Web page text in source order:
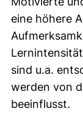
eine höhere
sind u.a.
werden von
beeinflusst.